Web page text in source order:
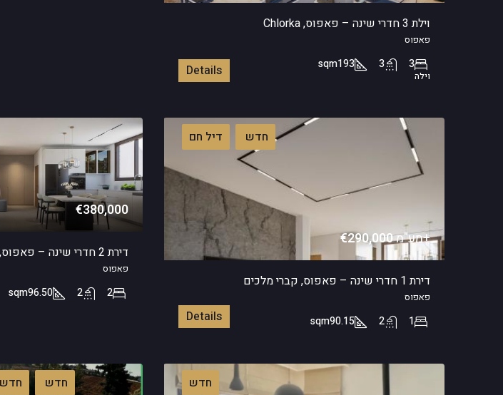
וילת 3 חדרי שינה – פאפוס, Chlorka
פאפוס
3
3
193
sqm
וילה Details
חדש דיל חם
+מע"מ€290,000
דירת 1 חדרי שינה – פאפוס, קברי מלכים
פאפוס
1
2
90.15
sqm
Details
€380,000
דירת 2 חדרי שינה – פאפוס, פרויקט היוקרה
פאפוס
2
2
96.50
sqm
חדש חדש חדש